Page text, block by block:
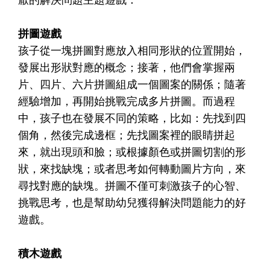
拼圖遊戲
孩子從一塊拼圖對應放入相同形狀的位置開始，
發展出形狀對應的概念；接著，他們會掌握兩
片、四片、六片拼圖組成一個圖案的關係；隨著
經驗增加，再開始挑戰完成多片拼圖。而過程
中，孩子也在發展不同的策略，比如：先找到四
個角，然後完成邊框；先找圖案裡的眼睛拼起
來，就出現頭和臉；或根據顏色或拼圖切割的形
狀，來找缺塊；或者思考如何轉動圖片方向，來
尋找對應的缺塊。拼圖不僅可刺激孩子的心智、
挑戰思考，也是幫助幼兒獲得解決問題能力的好
遊戲。
積木遊戲